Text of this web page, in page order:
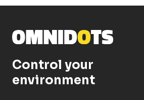
Control your
environment